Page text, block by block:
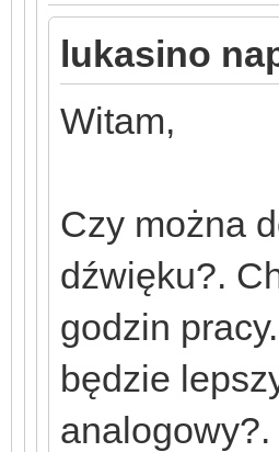
lukasino
Witam,
Czy można
dźwięku?.
godzin
będzie
analogowy?.